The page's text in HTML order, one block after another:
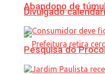
Abandono de
Divulgado
Pesquisa do